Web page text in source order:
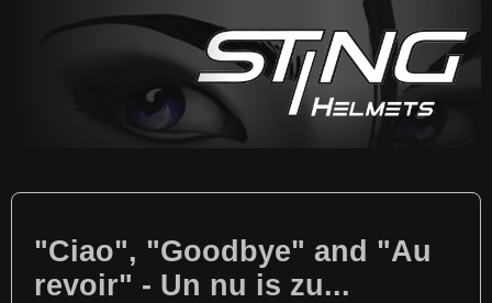
"Ciao", "Goodbye" and "Au
revoir" - Un nu is zu...